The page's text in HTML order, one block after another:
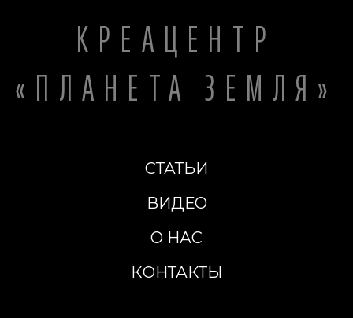
КРЕАЦЕНТР
«ПЛАНЕТА ЗЕМЛЯ»
СТАТЬИ
ВИДЕО
О НАС
КОНТАКТЫ